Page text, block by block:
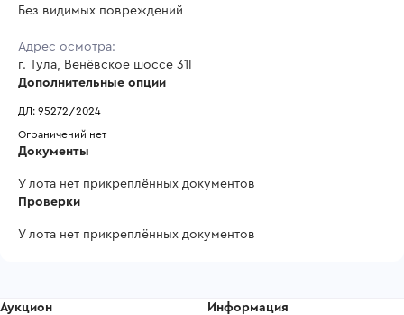
Без видимых повреждений
Адрес осмотра:
г. Тула, Венёвское шоссе 31Г
Дополнительные опции
ДЛ: 95272/2024
Ограничений нет
Документы
У лота нет прикреплённых документов
Проверки
У лота нет прикреплённых документов
Аукцион Информация